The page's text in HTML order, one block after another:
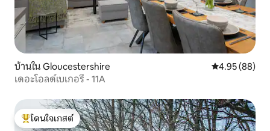
บ้านใน Gloucestershire คะแนนเฉลี่ย
4.95 (88)
เดอะโอลด์เบเกอรี่ - 11A
โดนใจเกสต์ที่สุด
โดนใจเกสต์